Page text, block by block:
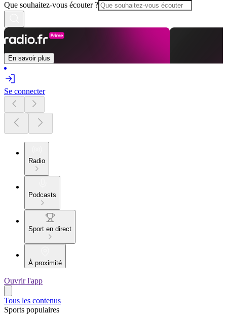
Que souhaitez-vous écouter ?
En savoir plus
Se connecter
Radio
Podcasts
Sport en direct
À proximité
Ouvrir l'app
Tous les contenus
Sports populaires